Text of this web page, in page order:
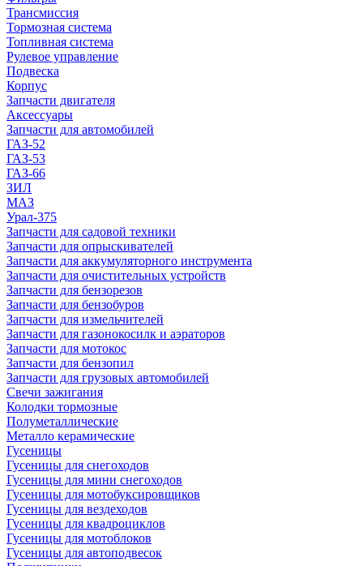
Трансмиссия
Тормозная система
Топливная система
Рулевое управление
Подвеска
Корпус
Запчасти двигателя
Аксессуары
Запчасти для автомобилей
ГАЗ-52
ГАЗ-53
ГАЗ-66
ЗИЛ
МАЗ
Урал-375
Запчасти для садовой техники
Запчасти для опрыскивателей
Запчасти для аккумуляторного инструмента
Запчасти для очистительных устройств
Запчасти для бензорезов
Запчасти для бензобуров
Запчасти для измельчителей
Запчасти для газонокосилк и аэраторов
Запчасти для мотокос
Запчасти для бензопил
Запчасти для грузовых автомобилей
Свечи зажигания
Колодки тормозные
Полуметаллические
Металло керамические
Гусеницы
Гусеницы для снегоходов
Гусеницы для мини снегоходов
Гусеницы для мотобуксировщиков
Гусеницы для вездеходов
Гусеницы для квадроциклов
Гусеницы для мотоблоков
Гусеницы для автоподвесок